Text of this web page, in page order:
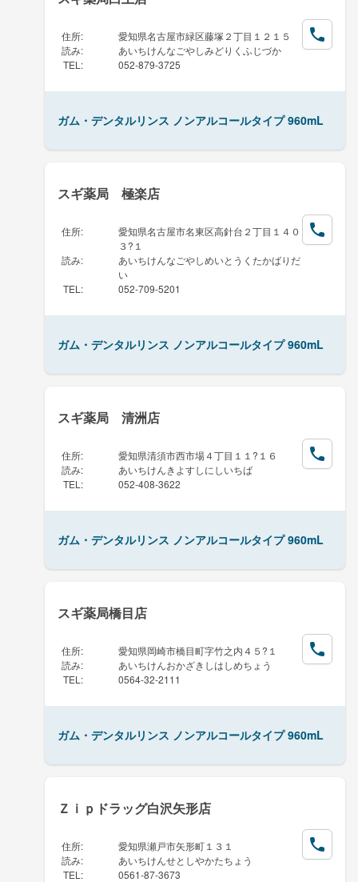
住所:
愛知県名古屋市緑区藤塚２丁目１２１５
読み:
あいちけんなごやしみどりくふじづか
TEL : 052-879-3725
ガム・デンタルリンス ノンアルコールタイプ 960mL
スギ薬局 極楽店
住所:
愛知県名古屋市名東区高針台２丁目１４０
３?１
読み:
あいちけんなごやしめいとうくたかばりだ
い
TEL : 052-709-5201
ガム・デンタルリンス ノンアルコールタイプ 960mL
スギ薬局 清洲店
住所:
愛知県清須市西市場４丁目１１?１６
読み:
あいちけんきよすしにしいちば
TEL : 052-408-3622
ガム・デンタルリンス ノンアルコールタイプ 960mL
スギ薬局橋目店
住所:
愛知県岡崎市橋目町字竹之内４５?１
読み:
あいちけんおかざきしはしめちょう
TEL : 0564-32-2111
ガム・デンタルリンス ノンアルコールタイプ 960mL
Ｚｉｐドラッグ白沢矢形店
住所:
愛知県瀬戸市矢形町１３１
読み:
あいちけんせとしやかたちょう
TEL : 0561-87-3673